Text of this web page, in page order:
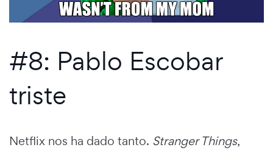
#8: Pablo Escobar
triste
Netflix nos ha dado tanto. Stranger Things,